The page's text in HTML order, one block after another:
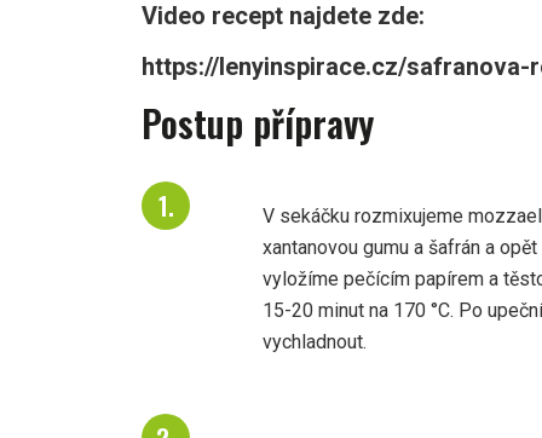
Video recept najdete zde:
https://lenyinspirace.cz/safranova-
Postup přípravy
V sekáčku rozmixujeme
xantanovou gumu a šafrán a
vyložíme pečícím papírem a
15-20 minut na 170 °C. Po
vychladnout.